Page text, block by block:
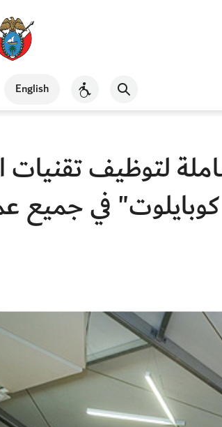
English
لتوظيف تقنيات
الاصطناعي التوليدي وأهمها "مايكروسوفت 365